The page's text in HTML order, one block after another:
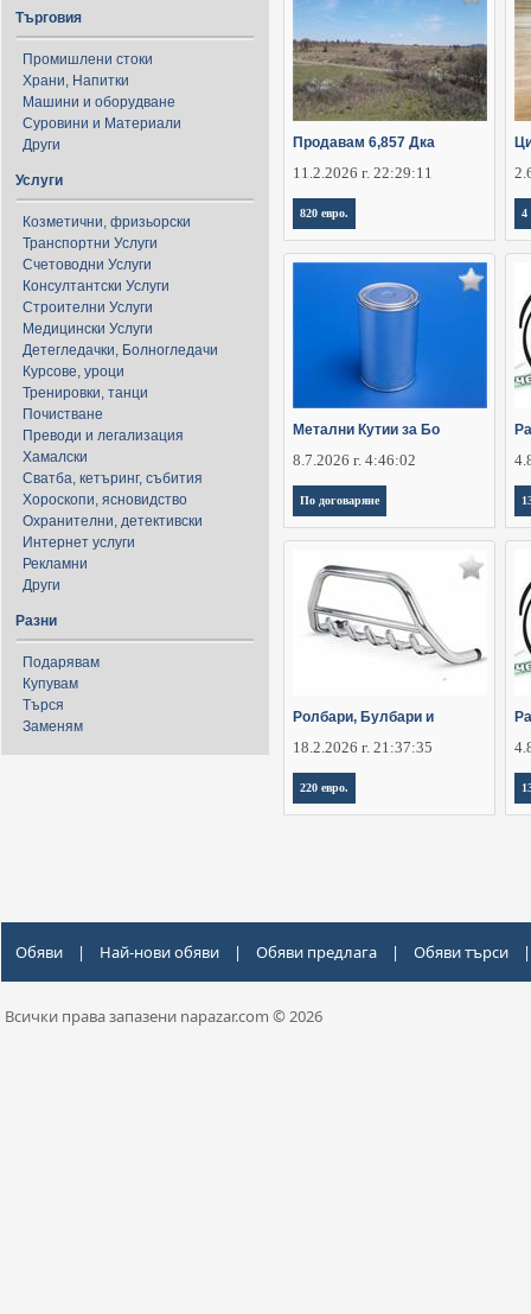
Търговия
Промишлени стоки
Храни, Напитки
Машини и оборудване
Суровини и Материали
Други
Услуги
Козметични, фризьорски
Транспортни Услуги
Счетоводни Услуги
Консултантски Услуги
Строителни Услуги
Медицински Услуги
Детегледачки, Болногледачи
Курсове, уроци
Тренировки, танци
Почистване
Преводи и легализация
Хамалски
Сватба, кетъринг, събития
Хороскопи, ясновидство
Охранителни, детективски
Интернет услуги
Рекламни
Други
Разни
Подарявам
Купувам
Търся
Заменям
Продавам 6,857 Дка
11.2.2026 г. 22:29:11
820 евро. 4
Метални Кутии за Бо
8.7.2026 г. 4:46:02
По договаряне
Ролбари, Булбари и
18.2.2026 г. 21:37:35
220 евро.
Обяви | Най-нови обяви | Обяви предлага | Обяви търси |
Всички права запазени napazar.com © 2026